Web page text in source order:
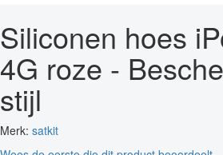
Siliconen hoes
4G roze -
stijl
Merk: satkit